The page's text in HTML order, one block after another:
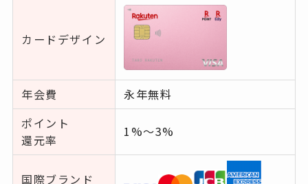
カードデザイン
年会費
永年無料
ポイント
還元率
1%〜3%
国際ブランド